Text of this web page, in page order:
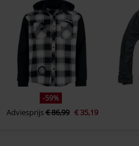
-59%
Adviesprijs€ 86,99 € 35,19